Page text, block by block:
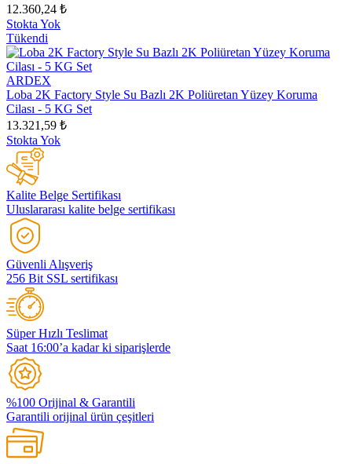
12.360,24 ₺
Stokta Yok
Tükendi
ARDEX
Loba 2K Factory Style Su Bazlı 2K Poliüretan Yüzey Koruma
Cilası - 5 KG Set
13.321,59 ₺
Stokta Yok
Kalite Belge Sertifikası
Uluslararası kalite belge sertifikası
Güvenli Alışveriş
256 Bit SSL sertifikası
Süper Hızlı Teslimat
Saat 16:00’a kadar ki siparişlerde
%100 Orijinal & Garantili
Garantili orijinal ürün çeşitleri